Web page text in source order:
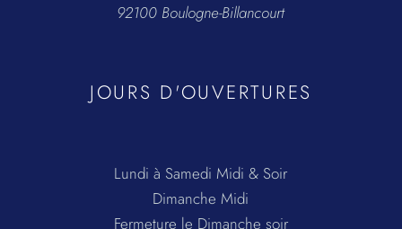
92100 Boulogne-Billancourt
JOURS D'OUVERTURES
Lundi à Samedi Midi & Soir
Dimanche Midi
Fermeture le Dimanche soir